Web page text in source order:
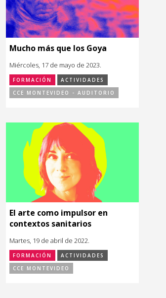
Mucho más que los Goya
Miércoles, 17 de mayo de 2023.
FORMACIÓN
ACTIVIDADES
CCE MONTEVIDEO - AUDITORIO
El arte como impulsor en
contextos sanitarios
Martes, 19 de abril de 2022.
FORMACIÓN
ACTIVIDADES
CCE MONTEVIDEO